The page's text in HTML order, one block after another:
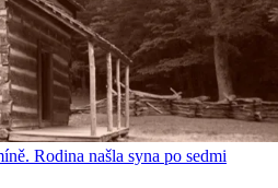
Rodina našla syna po sedmi